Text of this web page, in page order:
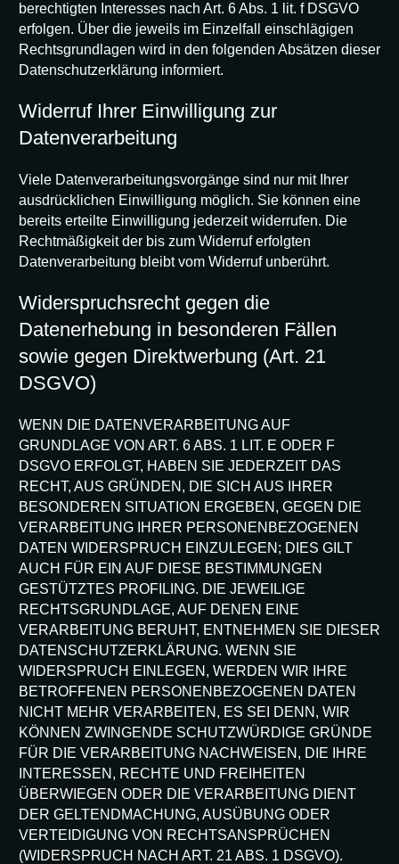
berechtigten Interesses nach Art. 6 Abs. 1 lit. f DSGVO
erfolgen. Über die jeweils im Einzelfall einschlägigen
Rechtsgrundlagen wird in den folgenden Absätzen dieser
Datenschutzerklärung informiert.
Widerruf Ihrer Einwilligung zur
Datenverarbeitung
Viele Datenverarbeitungsvorgänge sind nur mit Ihrer
ausdrücklichen Einwilligung möglich. Sie können eine
bereits erteilte Einwilligung jederzeit widerrufen. Die
Rechtmäßigkeit der bis zum Widerruf erfolgten
Datenverarbeitung bleibt vom Widerruf unberührt.
Widerspruchsrecht gegen die
Datenerhebung in besonderen Fällen
sowie gegen Direktwerbung (Art. 21
DSGVO)
WENN DIE DATENVERARBEITUNG AUF
GRUNDLAGE VON ART. 6 ABS. 1 LIT. E ODER F
DSGVO ERFOLGT, HABEN SIE JEDERZEIT DAS
RECHT, AUS GRÜNDEN, DIE SICH AUS IHRER
BESONDEREN SITUATION ERGEBEN, GEGEN DIE
VERARBEITUNG IHRER PERSONENBEZOGENEN
DATEN WIDERSPRUCH EINZULEGEN; DIES GILT
AUCH FÜR EIN AUF DIESE BESTIMMUNGEN
GESTÜTZTES PROFILING. DIE JEWEILIGE
RECHTSGRUNDLAGE, AUF DENEN EINE
VERARBEITUNG BERUHT, ENTNEHMEN SIE DIESER
DATENSCHUTZERKLÄRUNG. WENN SIE
WIDERSPRUCH EINLEGEN, WERDEN WIR IHRE
BETROFFENEN PERSONENBEZOGENEN DATEN
NICHT MEHR VERARBEITEN, ES SEI DENN, WIR
KÖNNEN ZWINGENDE SCHUTZWÜRDIGE GRÜNDE
FÜR DIE VERARBEITUNG NACHWEISEN, DIE IHRE
INTERESSEN, RECHTE UND FREIHEITEN
ÜBERWIEGEN ODER DIE VERARBEITUNG DIENT
DER GELTENDMACHUNG, AUSÜBUNG ODER
VERTEIDIGUNG VON RECHTSANSPRÜCHEN
(WIDERSPRUCH NACH ART. 21 ABS. 1 DSGVO).